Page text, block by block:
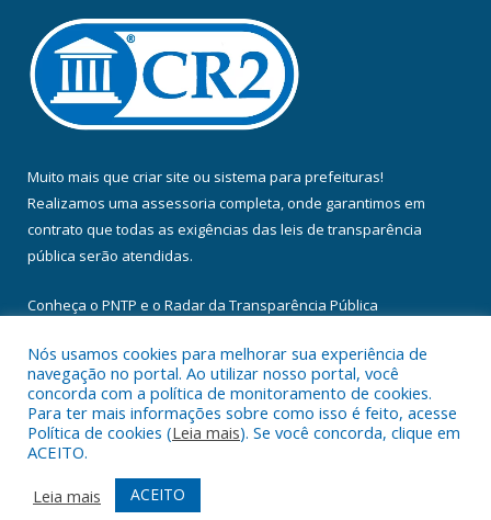
Muito mais que criar site ou sistema para prefeituras!
Realizamos uma assessoria completa, onde garantimos em
contrato que todas as exigências das leis de transparência
pública serão atendidas.
Conheça o PNTP e o Radar da Transparência Pública
Todos os direitos reservados a Câmara Municipal de Floresta do
Araguaia.
Mapa do Site
Acessar Área Administrativa
Acessar Webmail
Nós usamos cookies para melhorar sua experiência de
navegação no portal. Ao utilizar nosso portal, você
concorda com a política de monitoramento de cookies.
Para ter mais informações sobre como isso é feito, acesse
Política de cookies (Leia mais). Se você concorda, clique em
ACEITO.
Leia mais
ACEITO